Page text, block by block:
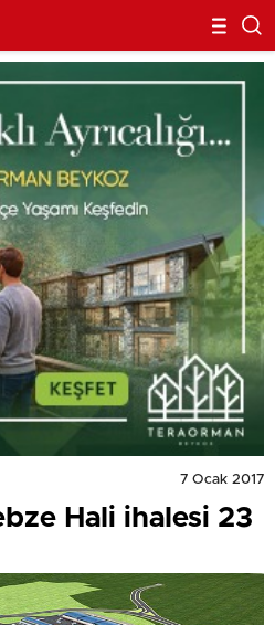
7 Ocak 2017
Hali ihalesi 23